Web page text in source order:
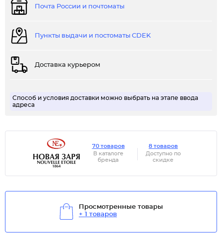
Почта России и почтоматы
Пункты выдачи и постоматы CDEK
Доставка курьером
Способ и условия доставки можно выбрать на этапе ввода
адреса
70 товаров
В каталоге
бренда
8 товаров
Доступно по
скидке
Просмотренные товары
+ 1 товаров